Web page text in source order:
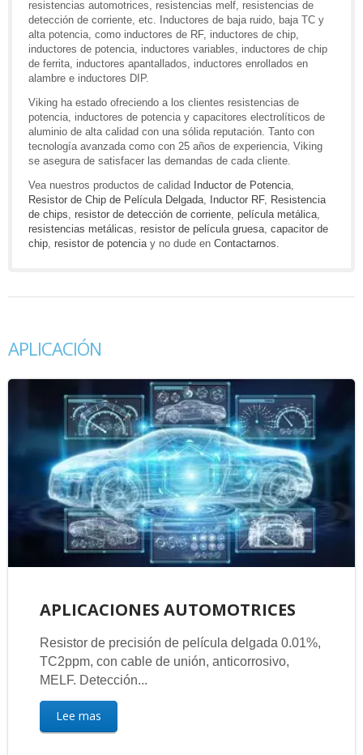
resistencias automotrices, resistencias melf, resistencias de
detección de corriente, etc. Inductores de baja ruido, baja TC y
alta potencia, como inductores de RF, inductores de chip,
inductores de potencia, inductores variables, inductores de chip
de ferrita, inductores apantallados, inductores enrollados en
alambre e inductores DIP.
Viking ha estado ofreciendo a los clientes resistencias de
potencia, inductores de potencia y capacitores electrolíticos de
aluminio de alta calidad con una sólida reputación. Tanto con
tecnología avanzada como con 25 años de experiencia, Viking
se asegura de satisfacer las demandas de cada cliente.
Vea nuestros productos de calidad
Inductor de Potencia,
Resistor de Chip de Película Delgada, Inductor RF, Resistencia
de chips, resistor de detección de corriente, película metálica,
resistencias metálicas, resistor de película gruesa, capacitor de
chip, resistor de potenciay no dude en Contactarnos.
APLICACIÓN
APLICACIONES AUTOMOTRICES
Resistor de precisión de película delgada 0.01%,
TC2ppm, con cable de unión, anticorrosivo,
MELF. Detección...
Lee mas